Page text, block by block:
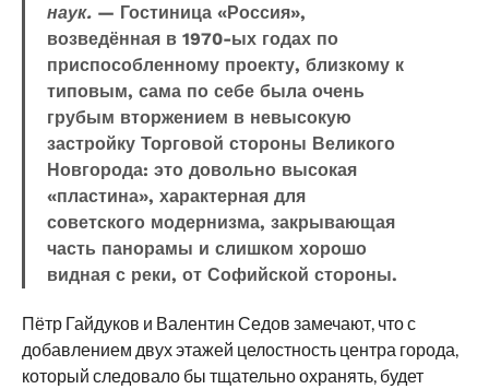
наук. — Гостиница «Россия»,
возведённая в 1970-ых годах по
приспособленному проекту, близкому к
типовым, сама по себе была очень
грубым вторжением в невысокую
застройку Торговой стороны Великого
Новгорода: это довольно высокая
«пластина», характерная для
советского модернизма, закрывающая
часть панорамы и слишком хорошо
видная с реки, от Софийской стороны.
Пётр Гайдуков и Валентин Седов замечают, что с
добавлением двух этажей целостность центра города,
который следовало бы тщательно охранять, будет